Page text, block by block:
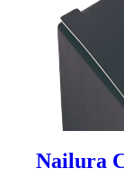
Nailura